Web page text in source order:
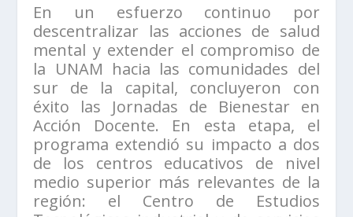
En un esfuerzo continuo por
descentralizar las acciones de salud
mental y extender el compromiso de
la UNAM hacia las comunidades del
sur de la capital, concluyeron con
éxito las Jornadas de Bienestar en
Acción Docente. En esta etapa, el
programa extendió su impacto a dos
de los centros educativos de nivel
medio superior más relevantes de la
región: el Centro de Estudios